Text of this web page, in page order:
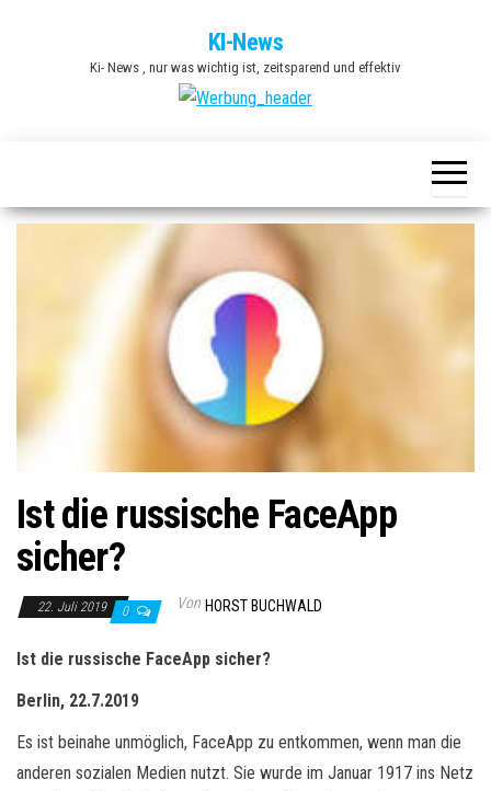
KI-News
Ki- News , nur was wichtig ist, zeitsparend und effektiv
Ist die russische FaceApp
sicher?
22. Juli 2019 0 Von HORST BUCHWALD
Ist die russische FaceApp sicher?
Berlin, 22.7.2019
Es ist beinahe unmöglich, FaceApp zu entkommen, wenn man die
anderen sozialen Medien nutzt. Sie wurde im Januar 1917 ins Netz